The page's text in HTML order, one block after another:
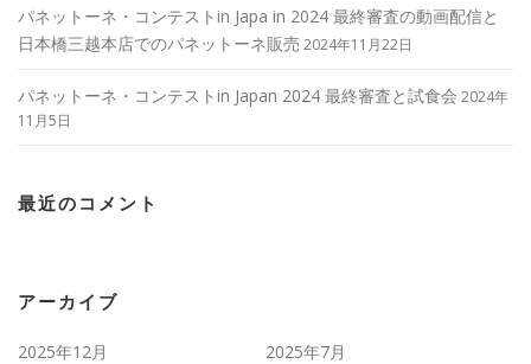
パネットーネ・コンテストin Japa in 2024 最終審査の動画配信と
日本橋三越本店でのパネットーネ販売 2024年11月22日
パネットーネ・コンテストin Japan 2024 最終審査と試食会 2024年
11月5日
最近のコメント
アーカイブ
2025年12月
2025年7月